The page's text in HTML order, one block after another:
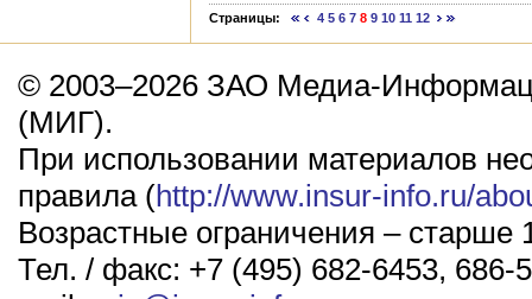
Страницы: 4 5 6 7 8 9 10 11 12
© 2003–2026 ЗАО Медиа-
(МИГ).
При использовании материалов
правила (http://www.insur-info.ru/
Возрастные ограничения – старше
Тел. / факс: +7 (495) 682-6453, 686-